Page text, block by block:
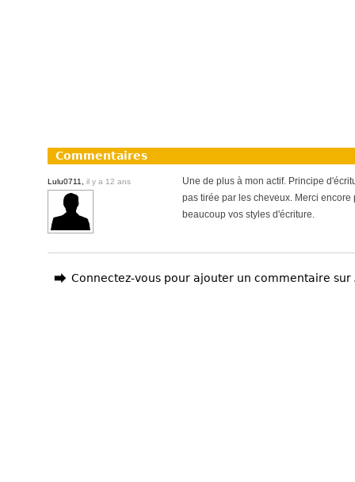
Commentaires
Lulu0711, il y a 12 ans
Une de plus à mon actif. Principe
pas tirée par les cheveux. Merci
beaucoup vos styles d'écriture.
Connectez-vous pour ajouter un commentaire sur